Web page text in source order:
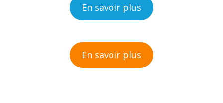
En savoir plus
En savoir plus